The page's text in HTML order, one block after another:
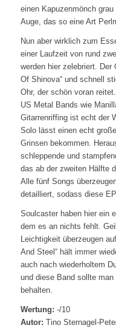
einen Kapuzenmönch
Auge, das so eine Art
Nun aber wirklich zum
einer Laufzeit von rund
werden hier zelebriert. Der
Of Shinova“ und schnell
Ohr, der schön voran
US Metal Bands wie
Gitarrenriffing ist echt der
Solo lässt einen echt
Grinsen bekommen.
schleppende und
das ab der zweiten Hälfte
Alle fünf Songs
detailliert, sodass diese
Soulcaster haben hier ein
dem es an nichts fehlt.
Leichtigkeit überzeugen
And Steel“ hält immer
auch nach wiederholtem
und diese Band sollte
behalten.
Wertung: -/10
Autor: Tino Sternagel-